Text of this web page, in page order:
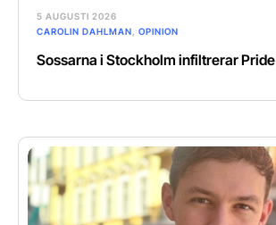
5 AUGUSTI 2026
CAROLIN DAHLMAN, OPINION
Sossarna i Stockholm infiltrerar Pride